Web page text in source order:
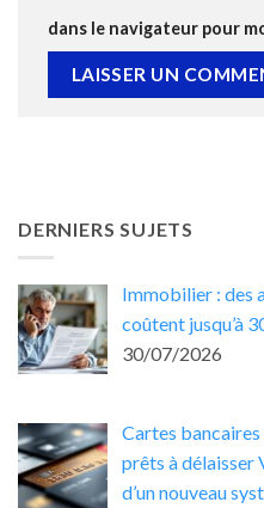
dans le navigateur pour
DERNIERS SUJETS
Immobilier : des
coûtent jusqu’à
30/07/2026
Cartes
prêts à
d’un nouveau